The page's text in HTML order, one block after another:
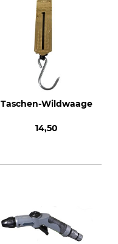
Taschen-Wildwaage
14,50